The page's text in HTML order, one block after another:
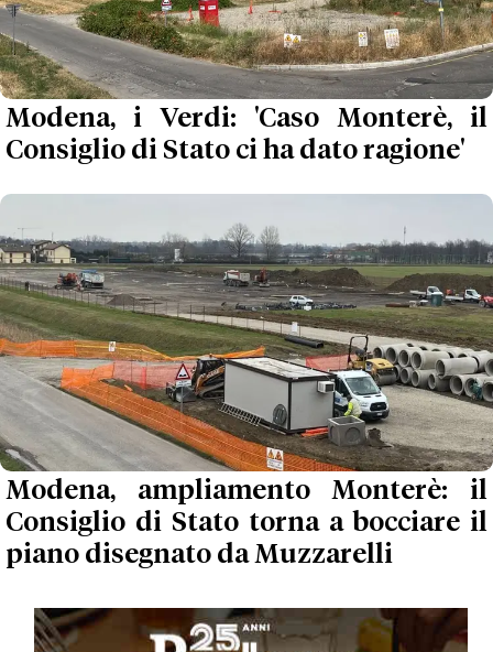
Modena, i Verdi: 'Caso Monterè, il
Consiglio di Stato ci ha dato ragione'
Modena, ampliamento Monterè: il
Consiglio di Stato torna a bocciare il
piano disegnato da Muzzarelli